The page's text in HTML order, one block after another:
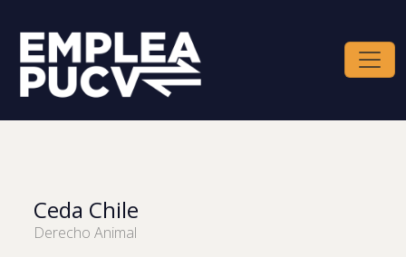
Ceda Chile
Derecho Animal